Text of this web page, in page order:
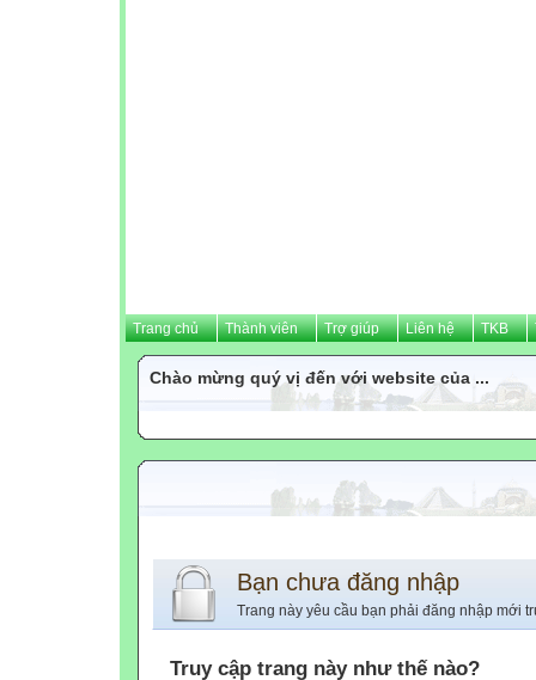
Trang chủ Thành viên Trợ giúp Liên hệ TKB
Chào mừng quý vị đến với website của ...
Bạn chưa đăng nhập
Trang này yêu cầu bạn phải đăng nhập mới
Truy cập trang này như thế nào?